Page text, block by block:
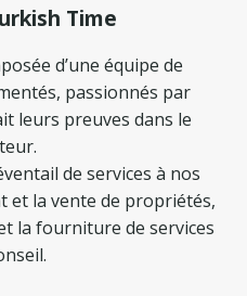
Time
d’une équipe de
passionnés par
leurs preuves dans le
de services à nos
et la vente de propriétés,
la fourniture de services